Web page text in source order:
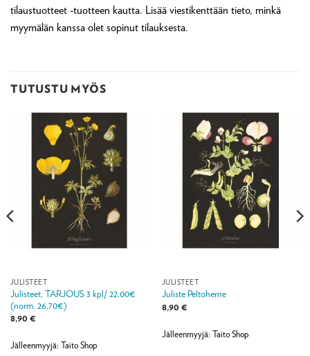
tilaustuotteet -tuotteen kautta. Lisää viestikenttään tieto, minkä
myymälän kanssa olet sopinut tilauksesta.
TUTUSTU MYÖS
JULISTEET
Julisteet, TARJOUS 3 kpl/ 22,00€
(norm. 26,70€)
8,90 €
Jälleenmyyjä: Taito Shop
JULISTEET
Juliste Peltoherne
8,90 €
Jälleenmyyjä: Taito Shop